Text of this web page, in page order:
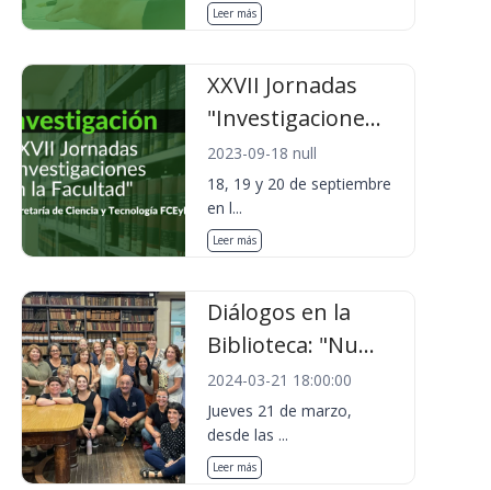
Leer más
XXVII Jornadas
"Investigacione...
2023-09-18 null
18, 19 y 20 de septiembre
en l...
Leer más
Diálogos en la
Biblioteca: "Nu...
2024-03-21 18:00:00
Jueves 21 de marzo,
desde las ...
Leer más